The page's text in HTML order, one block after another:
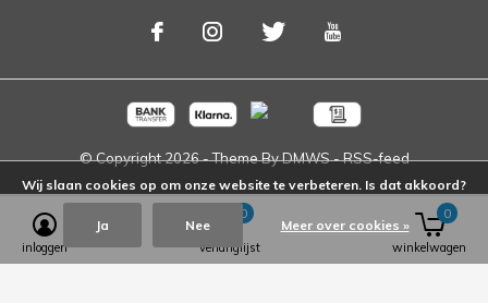
© Copyright2026- Theme ByDMWS-RSS-feed
inloggen verlanglijst
0
winkelwagen
0
Wij slaan cookies op om onze website te verbeteren. Is dat akkoord?
Ja Nee Meer over cookies »